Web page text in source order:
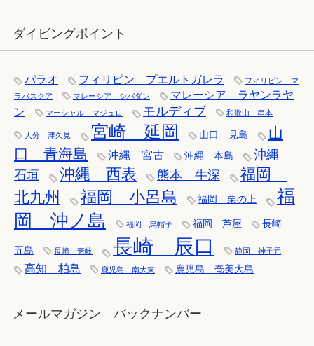
ダイビングポイント
パラオ フィリピン プエルトガレラ
フィリピン マ
ラパスクア
マレーシア シパダン
マレーシア ラヤンラヤ
ン
マーシャル マジュロ モルディブ 和歌山 串本
大分 津久見 宮崎 延岡 山口 見島
山
口 青海島
沖縄 宮古 沖縄 本島
沖縄
石垣
沖縄 西表 熊本 牛深
福岡
北九州
福岡 小呂島 福岡 栗の上
福
岡 沖ノ島
福岡 烏帽子 福岡 芦屋 長崎
五島 長崎 壱岐 長崎 辰口 静岡 神子元
高知 柏島 鹿児島 南大東 鹿児島 奄美大島
メールマガジン バックナンバー